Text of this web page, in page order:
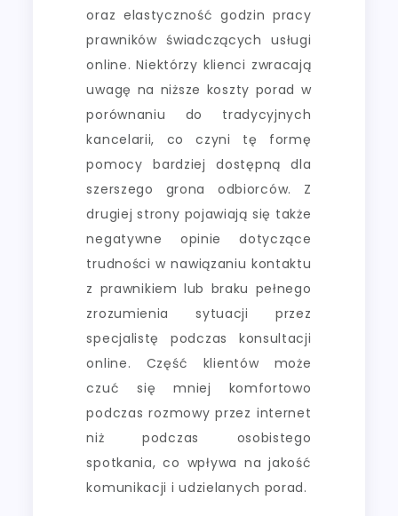
oraz elastyczność godzin pracy
prawników świadczących usługi
online. Niektórzy klienci zwracają
uwagę na niższe koszty porad w
porównaniu do tradycyjnych
kancelarii, co czyni tę formę
pomocy bardziej dostępną dla
szerszego grona odbiorców. Z
drugiej strony pojawiają się także
negatywne opinie dotyczące
trudności w nawiązaniu kontaktu
z prawnikiem lub braku pełnego
zrozumienia sytuacji przez
specjalistę podczas konsultacji
online. Część klientów może
czuć się mniej komfortowo
podczas rozmowy przez internet
niż podczas osobistego
spotkania, co wpływa na jakość
komunikacji i udzielanych porad.